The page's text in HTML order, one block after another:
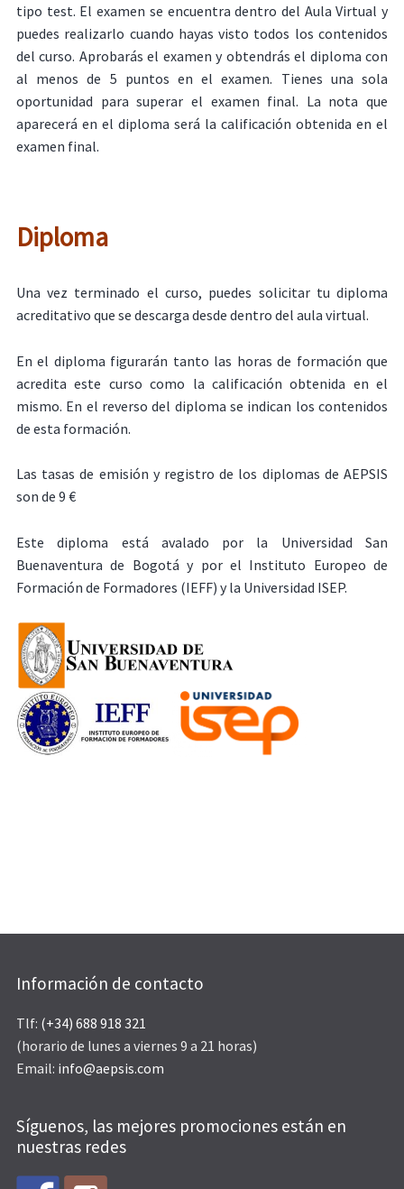
tipo test. El examen se encuentra dentro del Aula Virtual y
puedes realizarlo cuando hayas visto todos los contenidos
del curso. Aprobarás el examen y obtendrás el diploma con
al menos de 5 puntos en el examen. Tienes una sola
oportunidad para superar el examen final. La nota que
aparecerá en el diploma será la calificación obtenida en el
examen final.
Diploma
Una vez terminado el curso, puedes solicitar tu diploma
acreditativo que se descarga desde dentro del aula virtual.
En el diploma figurarán tanto las horas de formación que
acredita este curso como la calificación obtenida en el
mismo. En el reverso del diploma se indican los contenidos
de esta formación.
Las tasas de emisión y registro de los diplomas de AEPSIS
son de 9 €
Este diploma está avalado por la Universidad San
Buenaventura de Bogotá y por el Instituto Europeo de
Formación de Formadores (IEFF) y la Universidad ISEP.
Información de contacto
Tlf: (+34) 688 918 321
(horario de lunes a viernes 9 a 21 horas)
Email: info@aepsis.com
Síguenos, las mejores promociones están en
nuestras redes